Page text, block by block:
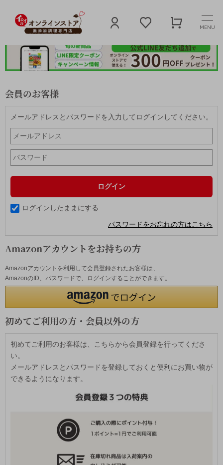
MENU
会員のお客様
メールアドレスとパスワードを入力してログインしてください。
ログインしたままにする
パスワードをお忘れの方はこちら
Amazonアカウントをお持ちの方
Amazonアカウントを利用して会員登録されたお客様は、
AmazonのID、パスワードで、ログインすることができます。
初めてご利用の方・会員以外の方
初めてご利用のお客様は、こちらから会員登録を行ってくださ
い。
メールアドレスとパスワードを登録しておくと便利にお買い物が
できるようになります。